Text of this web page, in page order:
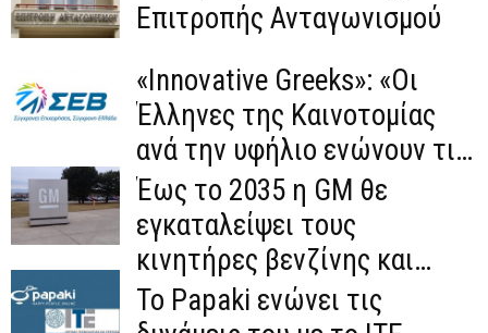
Επιτροπής Ανταγωνισμού
«Innovative Greeks»: «Οι
Έλληνες της Καινοτομίας
ανά την υφήλιο ενώνουν τις
δυνάμεις τους».
Έως το 2035 η GM θε
εγκαταλείψει τους
κινητήρες βενζίνης και
πετρελαίου
Το Papaki ενώνει τις